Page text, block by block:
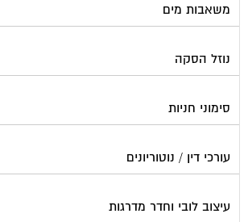
משאבות מים
נוזל הסקה
סימוני חניות
עורכי דין / נוטוריונים
עיצוב לובי וחדר מדרגות